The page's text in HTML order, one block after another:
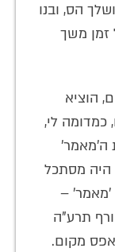
הס, ובנו
זמן משך
הוציא
כמדומה לי,
ה'מאמר'
היה מסתכל
'מאמר' –
תרע"ה
אפס מקום.